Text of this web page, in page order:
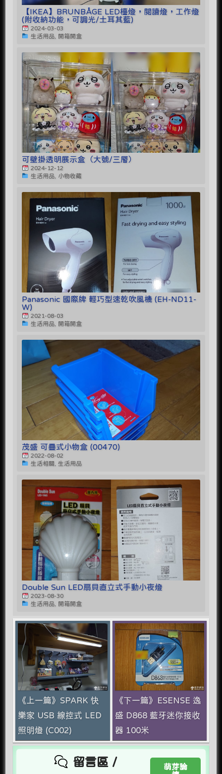
【IKEA】BRUNBÅGE LED檯燈，閱讀燈，工作燈
(附收納功能，可調光/土耳其藍)
2024-03-03
生活用品, 開箱開盒
可壁掛透明展示盒（大號/三層）
2024-12-12
生活用品, 小物收藏
Panasonic 國際牌 輕巧型速乾吹風機 (EH-ND11-
W)
2021-08-03
生活用品, 開箱開盒
茂盛 可疊式小物盒 (00470)
2022-08-02
生活相關, 生活用品
Double Sun LED扇貝直立式手動小夜燈
2023-08-30
生活用品, 開箱開盒
《上一篇》SPARK 快
樂家 USB 線控式 LED
照明燈 (C002)
《下一篇》ESENSE 逸
盛 D868 藍牙迷你接收
器 100米
留言區 /
萌芽論